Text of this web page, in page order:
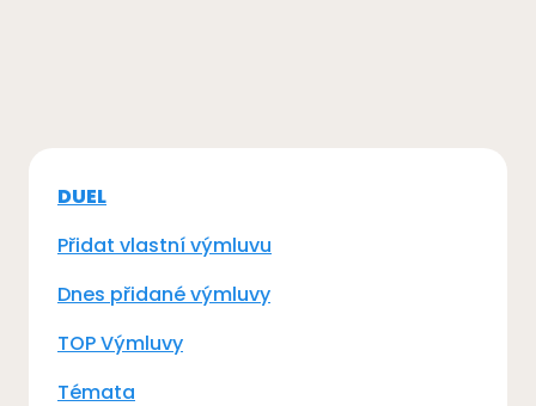
DUEL
Přidat vlastní výmluvu
Dnes přidané výmluvy
TOP Výmluvy
Témata